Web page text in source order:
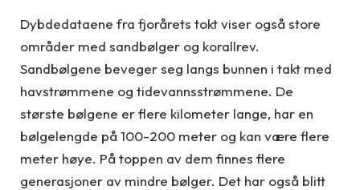
Dybdedataene fra fjorårets tokt viser også store
områder med sandbølger og korallrev.
Sandbølgene beveger seg langs bunnen i takt med
havstrømmene og tidevannsstrømmene. De
største bølgene er flere kilometer lange, har en
bølgelengde på 100-200 meter og kan være flere
meter høye. På toppen av dem finnes flere
generasjoner av mindre bølger. Det har også blitt